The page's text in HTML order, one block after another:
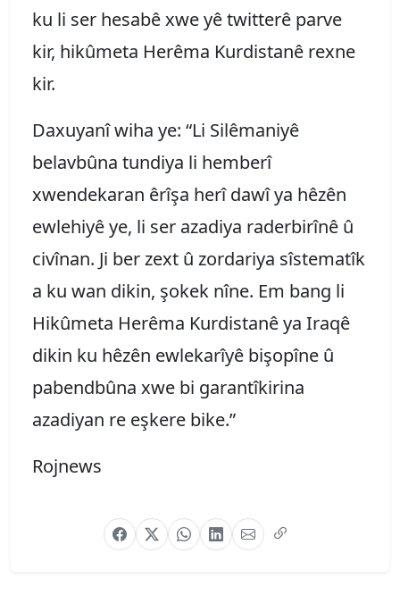
ku li ser hesabê xwe yê twitterê parve
kir, hikûmeta Herêma Kurdistanê rexne
kir.
Daxuyanî wiha ye: “Li Silêmaniyê
belavbûna tundiya li hemberî
xwendekaran êrîşa herî dawî ya hêzên
ewlehiyê ye, li ser azadiya raderbirînê û
civînan. Ji ber zext û zordariya sîstematîk
a ku wan dikin, şokek nîne. Em bang li
Hikûmeta Herêma Kurdistanê ya Iraqê
dikin ku hêzên ewlekarîyê bişopîne û
pabendbûna xwe bi garantîkirina
azadiyan re eşkere bike.”
Rojnews